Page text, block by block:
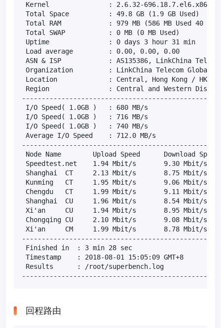
Kernel               : 2.6.32-696.18.7.el6.x86_64
Total Space          : 49.8 GB (1.9 GB Used)
Total RAM            : 979 MB (586 MB Used 40 MB
Total SWAP           : 0 MB (0 MB Used)
Uptime               : 0 days 3 hour 31 min
Load average         : 0.00, 0.00, 0.00
ASN & ISP            : AS135386, LinkChina
Organization         : LinkChina Telecom Global
Location             : Central, Hong Kong / HK
Region               : Central and Western
I/O Speed( 1.0GB )   : 680 MB/s
I/O Speed( 1.0GB )   : 716 MB/s
I/O Speed( 1.0GB )   : 740 MB/s
Average I/O Speed    : 712.0 MB/s
Node Name        Upload Speed      Download
Speedtest.net    1.94 Mbit/s       9.30 Mbit/s
Shanghai  CT     2.13 Mbit/s       8.75 Mbit/s
Kunming   CT     1.95 Mbit/s       9.06 Mbit/s
Chengdu   CT     1.99 Mbit/s       9.11 Mbit/s
Shanghai  CU     1.96 Mbit/s       8.54 Mbit/s
Xi'an     CU     1.94 Mbit/s       8.95 Mbit/s
Chongqing CU     2.10 Mbit/s       9.08 Mbit/s
Xi'an     CM     1.99 Mbit/s       8.78 Mbit/s
Finished in  : 3 min 28 sec
Timestamp    : 2018-08-01 15:05:09 GMT+8
Results      : /root/superbench.log
回程路由